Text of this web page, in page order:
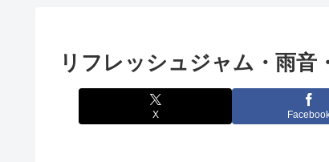
リフレッシュジャム・雨音
X